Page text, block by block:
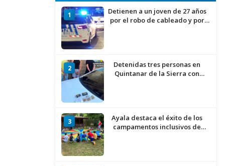
1
Detienen a un joven de 27 años
por el robo de cableado y por
2
Detenidas tres personas en
Quintanar de la Sierra con
3
Ayala destaca el éxito de los
campamentos inclusivos de